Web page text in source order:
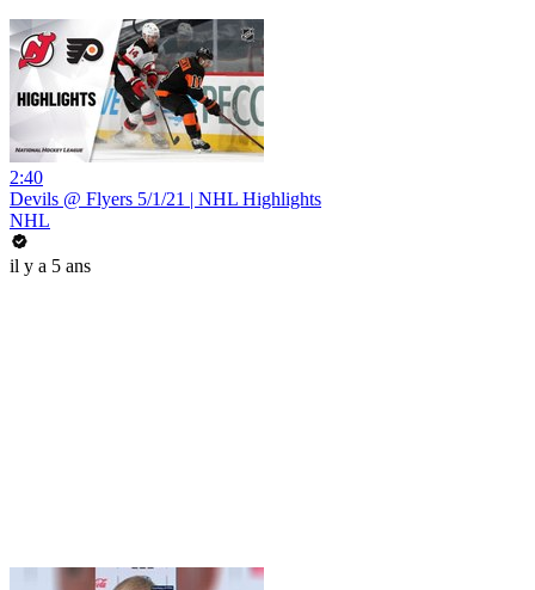
2:40
Devils @ Flyers 5/1/21 | NHL Highlights
NHL
il y a 5 ans